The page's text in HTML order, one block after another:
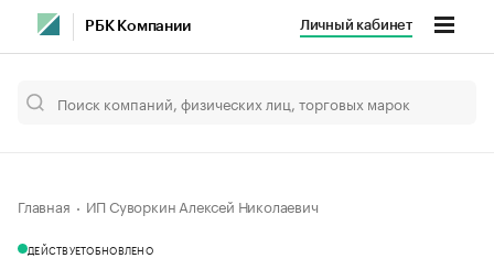
РБК Компании Личный кабинет
Главная ИП Суворкин Алексей Николаевич
ДЕЙСТВУЕТОБНОВЛЕНО